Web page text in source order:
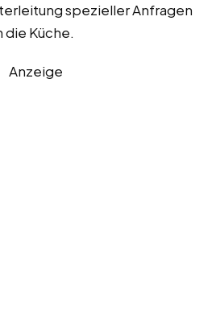
spezieller Anfragen
die Küche.
Anzeige